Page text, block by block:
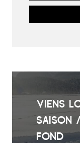
VIENS
SAISON
FOND